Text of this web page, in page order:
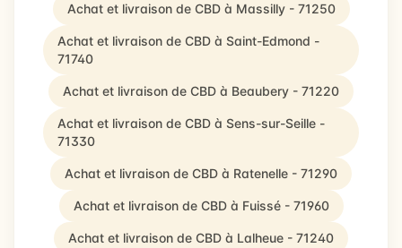
Achat et livraison de CBD à Massilly - 71250
Achat et livraison de CBD à Saint-Edmond -
71740
Achat et livraison de CBD à Beaubery - 71220
Achat et livraison de CBD à Sens-sur-Seille -
71330
Achat et livraison de CBD à Ratenelle - 71290
Achat et livraison de CBD à Fuissé - 71960
Achat et livraison de CBD à Lalheue - 71240